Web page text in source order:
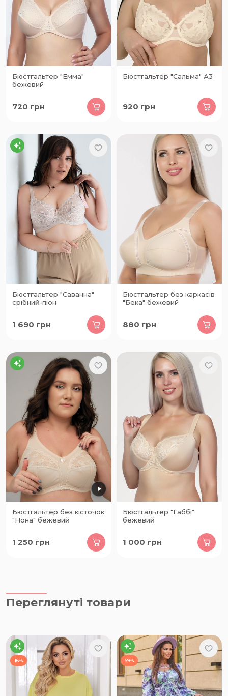
Бюстгальтер "Емма"
бежевий
720 грн
Бюстгальтер "Сальма" А3
920 грн
Бюстгальтер "Саванна"
срібний-піон
1 690 грн
Бюстгальтер без каркасів
"Бека" бежевий
880 грн
Бюстгальтер без кісточок
"Нона" бежевий
1 250 грн
Бюстгальтер "Габбі"
бежевий
1 000 грн
Переглянуті товари
16% 69%